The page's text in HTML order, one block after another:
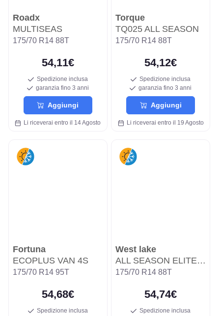
Roadx
MULTISEAS
175/70 R14 88T
54,11€
Spedizione inclusa
garanzia fino 3 anni
Aggiungi
Li riceverai entro il 14 Agosto
Torque
TQ025 ALL SEASON
175/70 R14 88T
54,12€
Spedizione inclusa
garanzia fino 3 anni
Aggiungi
Li riceverai entro il 19 Agosto
Fortuna
ECOPLUS VAN 4S
175/70 R14 95T
54,68€
Spedizione inclusa
West lake
ALL SEASON ELITE Z-401
175/70 R14 88T
54,74€
Spedizione inclusa